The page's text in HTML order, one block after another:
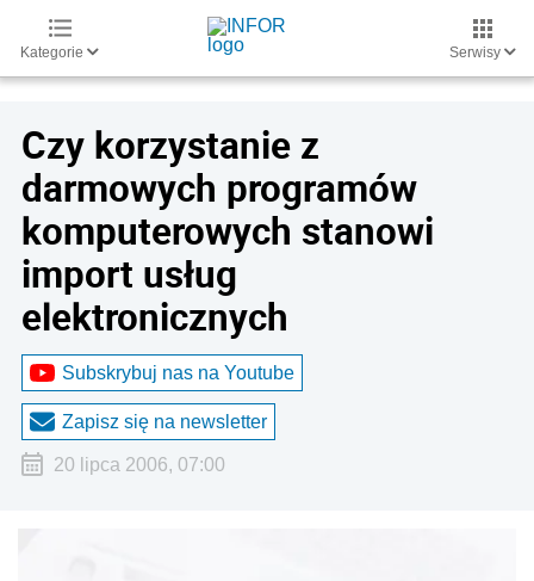
Kategorie Serwisy
Czy korzystanie z
darmowych programów
komputerowych stanowi
import usług
elektronicznych
Subskrybuj nas na Youtube
Zapisz się na newsletter
20 lipca 2006, 07:00